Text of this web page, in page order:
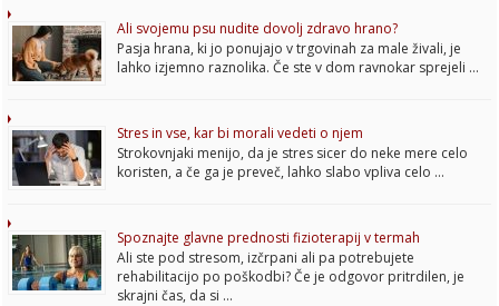
Ali svojemu psu nudite dovolj zdravo hrano?
Pasja hrana, ki jo ponujajo v trgovinah za male živali, je
lahko izjemno raznolika. Če ste v dom ravnokar sprejeli …
Stres in vse, kar bi morali vedeti o njem
Strokovnjaki menijo, da je stres sicer do neke mere celo
koristen, a če ga je preveč, lahko slabo vpliva celo …
Spoznajte glavne prednosti fizioterapij v termah
Ali ste pod stresom, izčrpani ali pa potrebujete
rehabilitacijo po poškodbi? Če je odgovor pritrdilen, je
skrajni čas, da si …